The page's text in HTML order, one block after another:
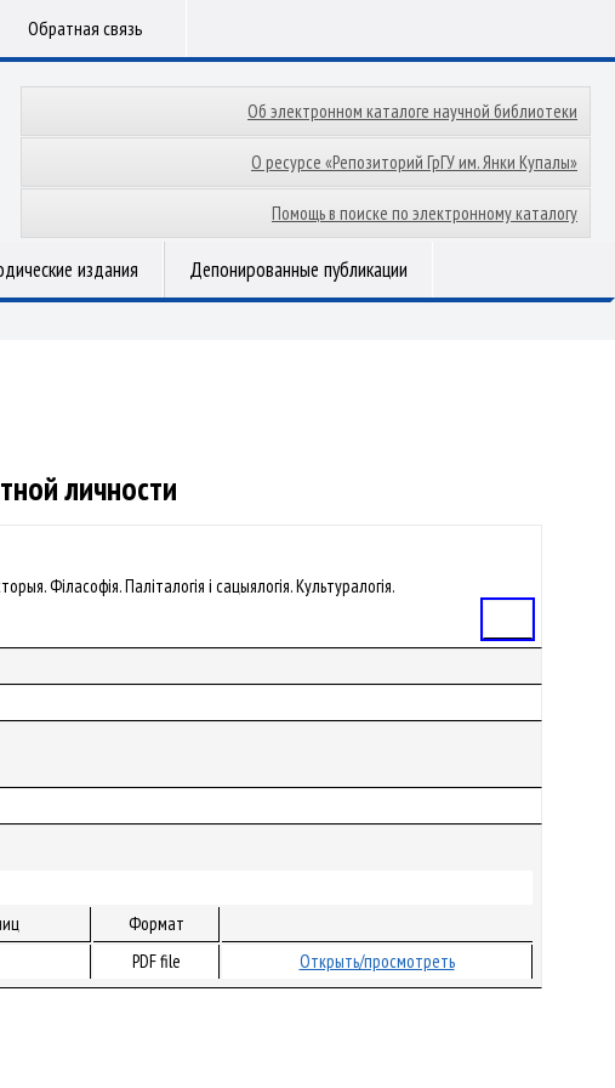
Обратная связь
Об электронном каталоге научной библиотеки
О ресурсе «Репозиторий ГрГУ им. Янки Купалы»
Помощь в поиске по электронному каталогу
издания Депонированные публикации
личности
Філасофія. Паліталогія і сацыялогія. Культуралогія.
Формат
PDF file Открыть/просмотреть